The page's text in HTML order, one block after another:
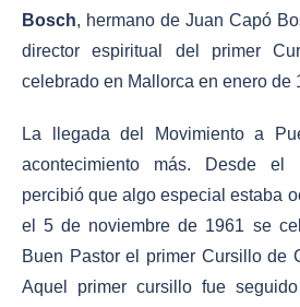
Bosch, hermano de Juan Capó
director espiritual del primer
celebrado en Mallorca en enero de
La llegada del Movimiento a
acontecimiento más. Desde el
percibió que algo especial estaba
el 5 de noviembre de 1961 se
Buen Pastor el primer Cursillo de
Aquel primer cursillo fue